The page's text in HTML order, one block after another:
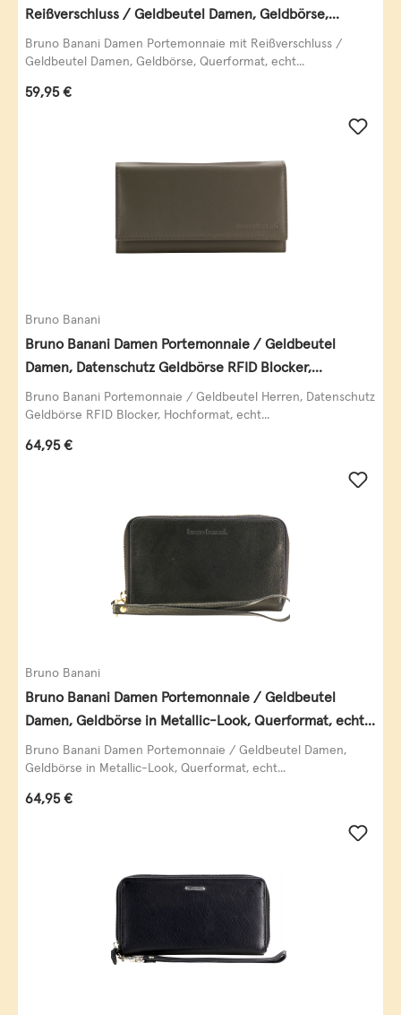
Reißverschluss / Geldbeutel Damen, Geldbörse,
Querformat, echt Leder, black/white/red
Bruno Banani Damen Portemonnaie mit Reißverschluss /
Geldbeutel Damen, Geldbörse, Querformat, echt...
Regulärer Preis:
59,95 €
Bruno Banani
Bruno Banani Damen Portemonnaie / Geldbeutel
Damen, Datenschutz Geldbörse RFID Blocker,
Querformat, echt Leder, taupe
Bruno Banani Portemonnaie / Geldbeutel Herren, Datenschutz
Geldbörse RFID Blocker, Hochformat, echt...
Regulärer Preis:
64,95 €
Bruno Banani
Bruno Banani Damen Portemonnaie / Geldbeutel
Damen, Geldbörse in Metallic-Look, Querformat, echt
Leder, schwarz-gold
Bruno Banani Damen Portemonnaie / Geldbeutel Damen,
Geldbörse in Metallic-Look, Querformat, echt...
Regulärer Preis:
64,95 €